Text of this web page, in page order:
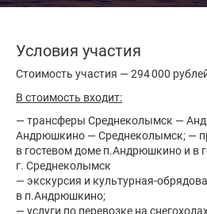
Условия участия
Стоимость участия — 294 000
В стоимость входит:
— трансферы Среднеколымск —
Андрюшкино — Среднеколымск; —
в гостевом доме п.Андрюшкино и в
г. Среднеколымск
— экскурсия и культурная-
в п.Андрюшкино;
— услуги по перевозке на